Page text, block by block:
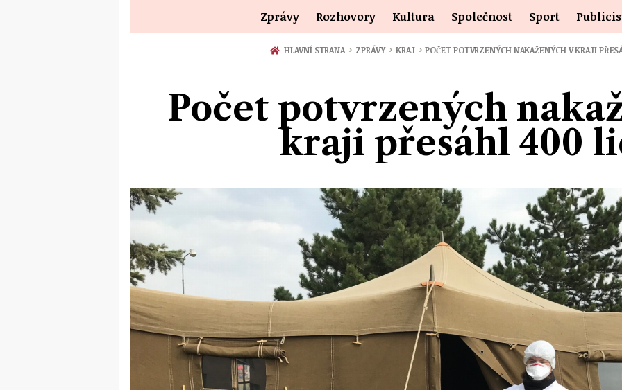
Zprávy Rozhovory Kultura Společnost Sport
HLAVNÍ STRANA › ZPRÁVY › KRAJ › POČET POTVRZENÝCH NAKAŽENÝCH V KRAJI
Počet potvrzených
kraji přesáhl 400